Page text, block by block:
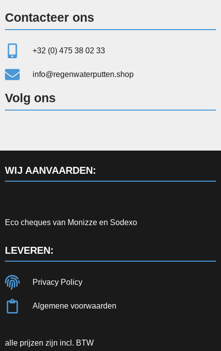
Contacteer ons
+32 (0) 475 38 02 33
info@regenwaterputten.shop
Volg ons
WIJ AANVAARDEN:
Eco cheques van Monizze en Sodexo
LEVEREN:
Privacy Policy
Algemene voorwaarden
alle prijzen zijn incl. BTW